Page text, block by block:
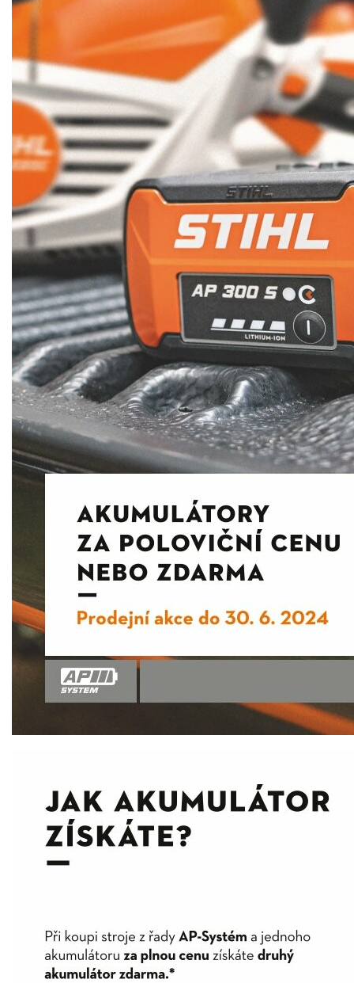
Mulčovače
Křovinořezy a vyžínače
Benzínové křovinořezy a vyžínače
Aku křovinořezy a vyžínače
Motorové pily
Benzínové pily
Aku pily
Elektrické pily
Jednoruční pily
Vyvětvovací pily
AKU zahradní technika
Aku křovinořezy a vyžínače
Aku pily
Aku sekačky
Aku STIHL
Štípačka na dřevo
VARI malotraktory
VARI multifunkční nosiče
Sněhové frézy
Nůžky na živý plot
Vysavače a foukače
Elektrocentrály
Elektrické skútry
Elektrické tříkolky